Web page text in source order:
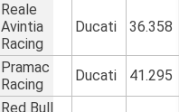
Reale
Avintia
Racing
Ducati 36.358
Pramac
Racing
Ducati 41.295
Red Bull